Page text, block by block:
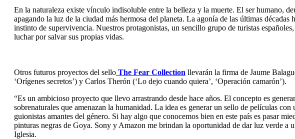
En la naturaleza existe vínculo indisoluble entre la belleza y la muerte. El ser humano,
apagando la luz de la ciudad más hermosa del planeta. La agonía de las últimas
instinto de supervivencia. Nuestros protagonistas, un sencillo grupo de turistas
luchar por salvar sus propias vidas.
Otros futuros proyectos del sello The Fear Collection llevarán la firma de Jaume
‘Orígenes secretos’) y Carlos Therón (‘Lo dejo cuando quiera’, ‘Operación camarón’).
“Es un ambicioso proyecto que llevo arrastrando desde hace años. El concepto es
sobrenaturales que amenazan la humanidad. La idea es generar un sello de películas
guionistas amantes del género. Si hay algo que conocemos bien en este país es pasar
pinturas negras de Goya. Sony y Amazon me brindan la oportunidad de dar luz verde a
Iglesia.